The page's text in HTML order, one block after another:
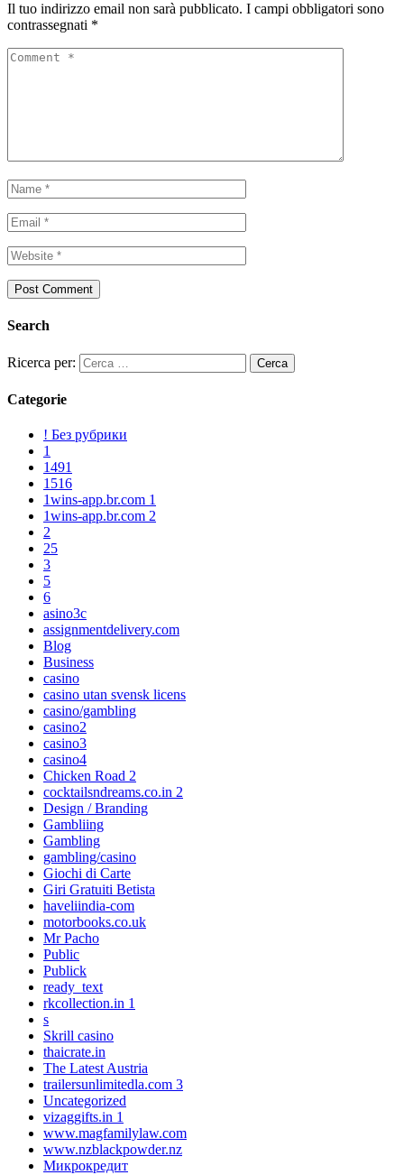
Il tuo indirizzo email non sarà pubblicato. I campi obbligatori sono
contrassegnati *
Search
Ricerca per:
Categorie
! Без рубрики
1
1491
1516
1wins-app.br.com 1
1wins-app.br.com 2
2
25
3
5
6
asino3c
assignmentdelivery.com
Blog
Business
casino
casino utan svensk licens
casino/gambling
casino2
casino3
casino4
Chicken Road 2
cocktailsndreams.co.in 2
Design / Branding
Gambliing
Gambling
gambling/casino
Giochi di Carte
Giri Gratuiti Betista
haveliindia-com
motorbooks.co.uk
Mr Pacho
Public
Publick
ready_text
rkcollection.in 1
s
Skrill casino
thaicrate.in
The Latest Austria
trailersunlimitedla.com 3
Uncategorized
vizaggifts.in 1
www.magfamilylaw.com
www.nzblackpowder.nz
Микрокредит